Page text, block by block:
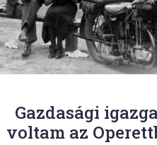
Gazdasági
voltam az